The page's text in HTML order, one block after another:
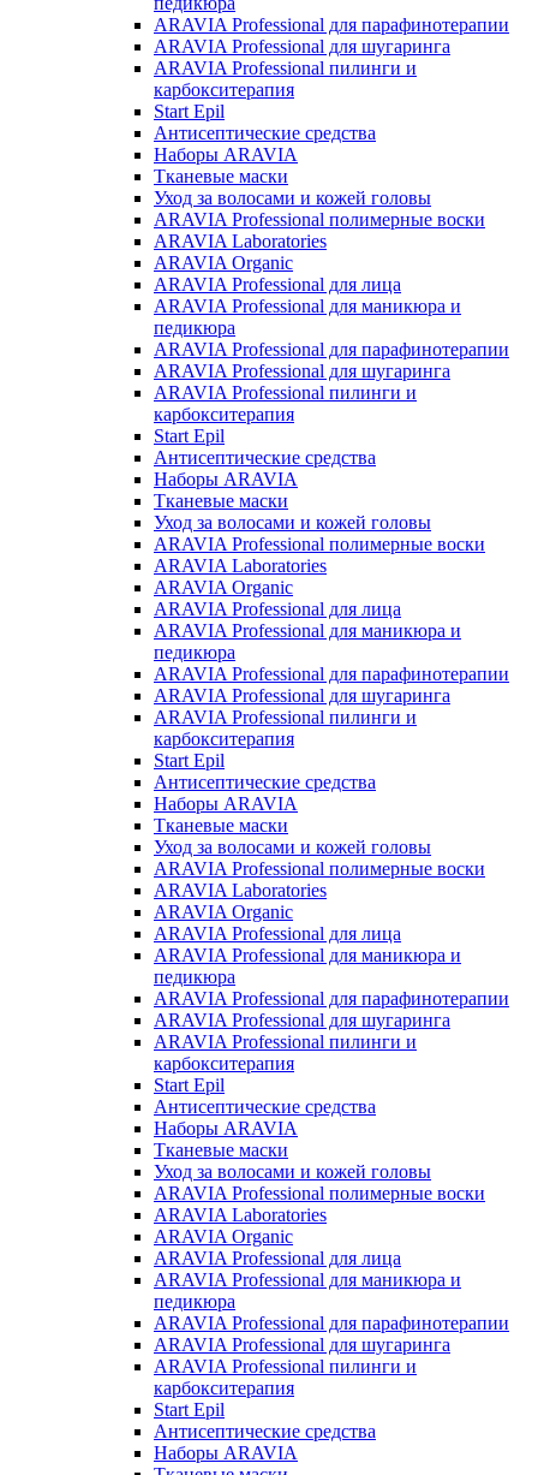
ARAVIA Professional для парафинотерапии
ARAVIA Professional для шугаринга
ARAVIA Professional пилинги и
карбокситерапия
Start Epil
Антисептические средства
Наборы ARAVIA
Тканевые маски
Уход за волосами и кожей головы
ARAVIA Professional полимерные воски
ARAVIA Laboratories
ARAVIA Organic
ARAVIA Professional для лица
ARAVIA Professional для маникюра и
педикюра
ARAVIA Professional для парафинотерапии
ARAVIA Professional для шугаринга
ARAVIA Professional пилинги и
карбокситерапия
Start Epil
Антисептические средства
Наборы ARAVIA
Тканевые маски
Уход за волосами и кожей головы
ARAVIA Professional полимерные воски
ARAVIA Laboratories
ARAVIA Organic
ARAVIA Professional для лица
ARAVIA Professional для маникюра и
педикюра
ARAVIA Professional для парафинотерапии
ARAVIA Professional для шугаринга
ARAVIA Professional пилинги и
карбокситерапия
Start Epil
Антисептические средства
Наборы ARAVIA
Тканевые маски
Уход за волосами и кожей головы
ARAVIA Professional полимерные воски
ARAVIA Laboratories
ARAVIA Organic
ARAVIA Professional для лица
ARAVIA Professional для маникюра и
педикюра
ARAVIA Professional для парафинотерапии
ARAVIA Professional для шугаринга
ARAVIA Professional пилинги и
карбокситерапия
Start Epil
Антисептические средства
Наборы ARAVIA
Тканевые маски
Уход за волосами и кожей головы
ARAVIA Professional полимерные воски
ARAVIA Laboratories
ARAVIA Organic
ARAVIA Professional для лица
ARAVIA Professional для маникюра и
педикюра
ARAVIA Professional для парафинотерапии
ARAVIA Professional для шугаринга
ARAVIA Professional пилинги и
карбокситерапия
Start Epil
Антисептические средства
Наборы ARAVIA